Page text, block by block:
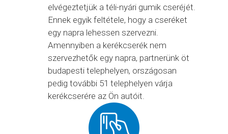
elvégeztetjük a téli-nyári gumik cseréjét.
Ennek egyik feltétele, hogy a cseréket
egy napra lehessen szervezni.
Amennyiben a kerékcserék nem
szervezhetők egy napra, partnerünk öt
budapesti telephelyen, országosan
pedig további 51 telephelyen várja
kerékcserére az Ön autóit.